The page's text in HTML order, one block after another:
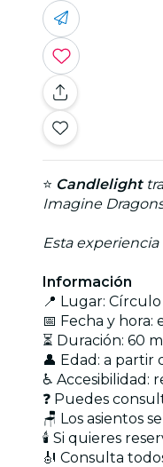
⭐ Candlelight
Imagine
Esta
Información
📍 Lugar: Círculo
📅 Fecha y
⏳ Duración: 60
👤 Edad: a partir
♿ Accesibilidad:
❓ Puedes
🪑 Los asientos
🕯️ Si quieres
🎻 Consulta